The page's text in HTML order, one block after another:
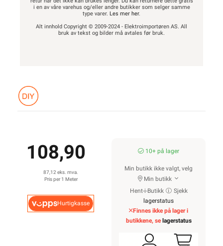
i en av våre varehus og/eller andre butikker som selger samme
type varer. Les mer her.
Alt innhold Copyright © 2009-2024 - Elektroimportøren AS. All
bruk av tekst og bilder må avtales før bruk.
108,90
87,12 eks. mva.
Pris per 1 Meter
Hurtigkasse
10+ på lager
Min butikk ikke valgt, velg
Min butikk
Hent-i-Butikk
Sjekk
lagerstatus
Finnes ikke på lager i
butikkene, se lagerstatus